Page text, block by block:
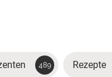
489 Rezepte